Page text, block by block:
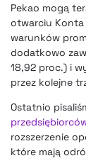
Pekao mogą
otwarciu Konta
warunków
dodatkowo
18,92 proc.) i
przez kolejne
Ostatnio
rozszerzenie
które mają